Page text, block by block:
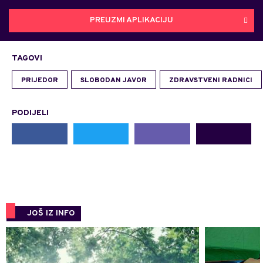
PREUZMI APLIKACIJU
TAGOVI
PRIJEDOR SLOBODAN JAVOR ZDRAVSTVENI RADNICI
PODIJELI
JOŠ IZ INFO
0